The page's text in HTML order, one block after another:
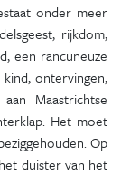
onder meer
rijkdom,
een rancuneuze
ontervingen,
Maastrichtse
Het moet
Op
duister van het